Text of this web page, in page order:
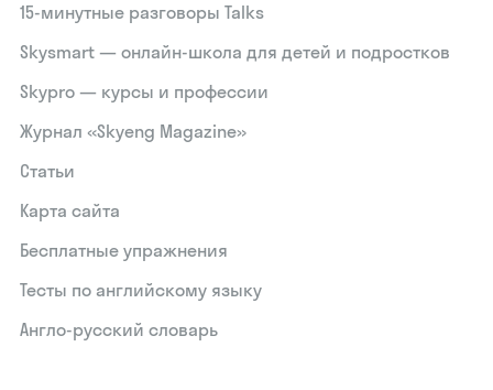
15‑минутные разговоры Talks
Skysmart — онлайн-школа для детей и подростков
Skypro — курсы и профессии
Журнал «Skyeng Magazine»
Статьи
Карта сайта
Бесплатные упражнения
Тесты по английскому языку
Англо-русский словарь